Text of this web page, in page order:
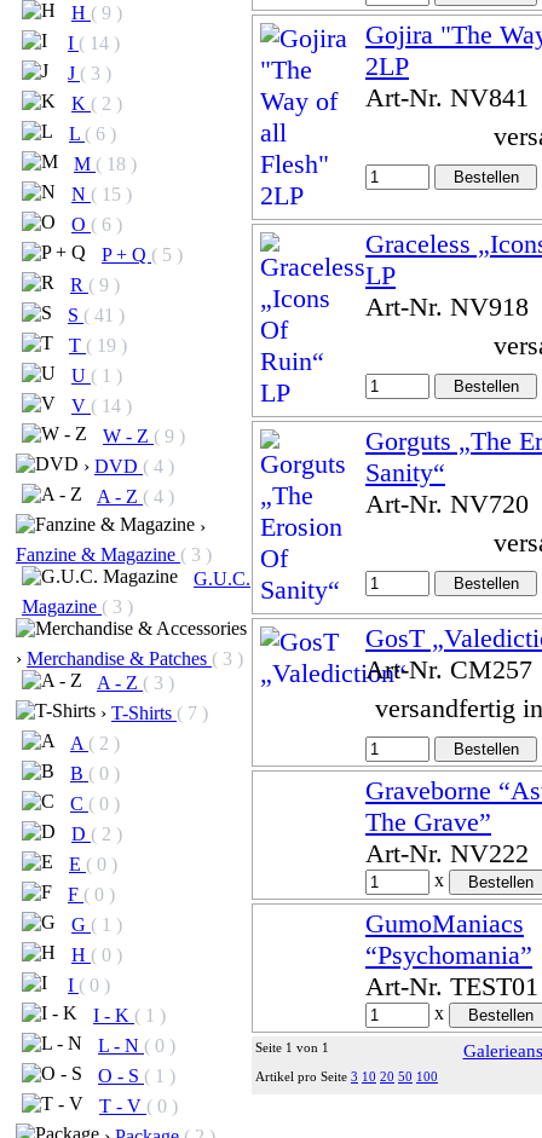
H ( 9 )
I ( 14 )
J ( 3 )
K ( 2 )
L ( 6 )
M ( 18 )
N ( 15 )
O ( 6 )
P + Q ( 5 )
R ( 9 )
S ( 41 )
T ( 19 )
U ( 1 )
V ( 14 )
W - Z ( 9 )
› DVD ( 4 )
A - Z ( 4 )
›
Fanzine & Magazine ( 3 )
G.U.C.
Magazine ( 3 )
› Merchandise & Patches ( 3 )
A - Z ( 3 )
› T-Shirts ( 7 )
A ( 2 )
B ( 0 )
C ( 0 )
D ( 2 )
E ( 0 )
F ( 0 )
G ( 1 )
H ( 0 )
I ( 0 )
I - K ( 1 )
L - N ( 0 )
O - S ( 1 )
T - V ( 0 )
Gojira "The
2LP
Art-Nr. NV841
Graceless
LP
Art-Nr. NV918
Gorguts „The
Sanity“
Art-Nr. NV720
GosT
Art-Nr. CM257
versandfertig
Graveborne
The Grave”
Art-Nr. NV222
x
GumoManiacs
“Psychomania”
Art-Nr. TEST01
x
Seite 1 von 1
Artikel pro Seite 3 10 20 50 100